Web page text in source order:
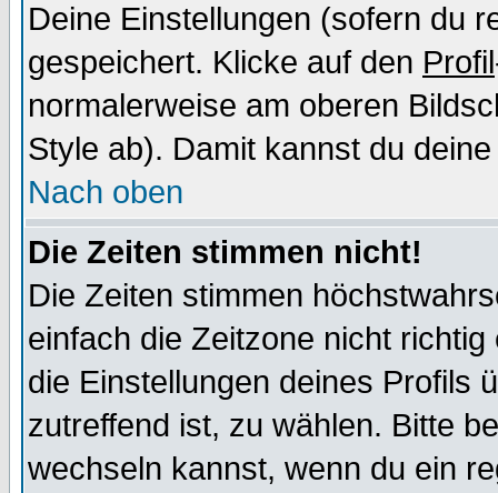
Deine Einstellungen (sofern du
gespeichert. Klicke auf den Profil
normalerweise am oberen
Style ab). Damit kannst du
Nach oben
Die Zeiten stimmen nicht!
Die Zeiten stimmen
einfach die Zeitzone nicht
die Einstellungen deines Profils
zutreffend ist, zu wählen. Bitte
wechseln kannst, wenn du ein